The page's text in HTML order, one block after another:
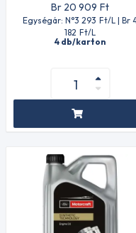
Br 20 909 Ft
Egységár: N°3 293 Ft/L | Br
182 Ft/L
4 db/karton